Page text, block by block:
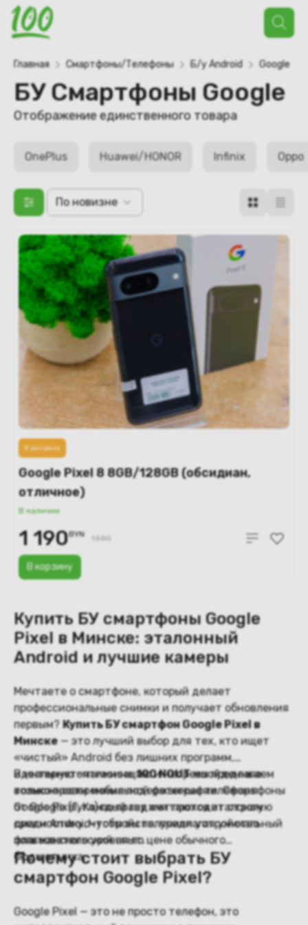
Поиск
товаров
Главная Смартфоны/Телефоны Б/у Android Google
БУ Смартфоны Google
Отображение единственного товара
OnePlus Huawei/HONOR Infinix Oppo
По новизне
Google Pixel 8 8GB/128GB (обсидиан,
отличное)
В наличии
В корзину
В рассрочку
1 190BYN 1380
Купить БУ смартфоны Google
Pixel в Минске: эталонный
Android и лучшие камеры
Мечтаете о смартфоне, который делает
профессиональные снимки и получает обновления
первым? Купить БУ смартфон Google Pixel в
Минске— это лучший выбор для тех, кто ищет
«чистый» Android без лишних программ,
идеальную оптимизацию и непревзойденные
возможности мобильной фотографии. Смартфоны
от Google (Гугл) по праву считаются эталоном
среди Android-устройств, предлагая уникальный
пользовательский опыт.
В интернет-магазине100 NOUTмы предлагаем
только проверенные подержанные телефоны
Google Pixel. Каждый гаджет проходит строгую
диагностику, чтобы вы получили устройство
флагманского уровня по цене обычного
бюджетника.
Почему стоит выбрать БУ
смартфон Google Pixel?
Google Pixel — это не просто телефон, это